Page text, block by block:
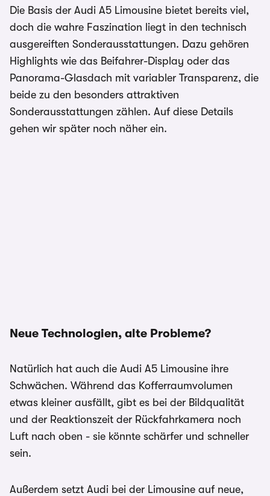
Die Basis der Audi A5 Limousine bietet bereits viel,
doch die wahre Faszination liegt in den technisch
ausgereiften Sonderausstattungen. Dazu gehören
Highlights wie das Beifahrer-Display oder das
Panorama-Glasdach mit variabler Transparenz, die
beide zu den besonders attraktiven
Sonderausstattungen zählen. Auf diese Details
gehen wir später noch näher ein.
Neue Technologien, alte Probleme?
Natürlich hat auch die Audi A5 Limousine ihre
Schwächen. Während das Kofferraumvolumen
etwas kleiner ausfällt, gibt es bei der Bildqualität
und der Reaktionszeit der Rückfahrkamera noch
Luft nach oben - sie könnte schärfer und schneller
sein.
Außerdem setzt Audi bei der Limousine auf neue,